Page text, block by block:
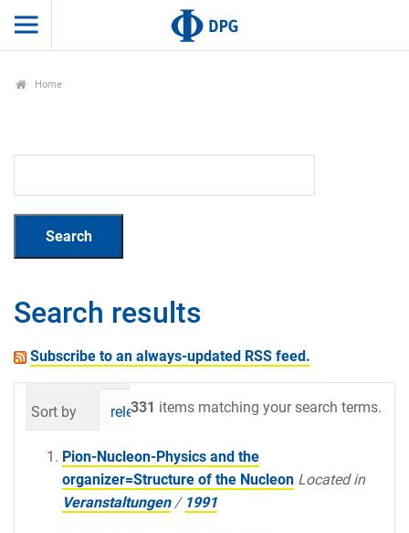
Home
Search results
Subscribe to an always-updated RSS feed.
331 items matching your search terms.
Sort by relevance date (newest first)
Pion-Nucleon-Physics and the
organizer=Structure of the Nucleon Located in
Veranstaltungen / 1991